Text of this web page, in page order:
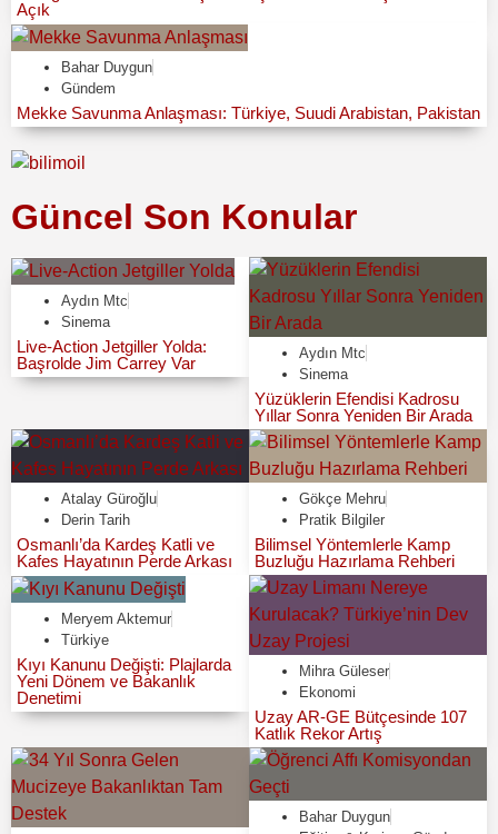
Açık
Bahar Duygun
Gündem
Mekke Savunma Anlaşması: Türkiye, Suudi Arabistan, Pakistan
Güncel Son Konular
Aydın Mtc
Sinema
Live-Action Jetgiller Yolda:
Başrolde Jim Carrey Var
Aydın Mtc
Sinema
Yüzüklerin Efendisi Kadrosu
Yıllar Sonra Yeniden Bir Arada
Atalay Güroğlu
Derin Tarih
Osmanlı’da Kardeş Katli ve
Kafes Hayatının Perde Arkası
Gökçe Mehru
Pratik Bilgiler
Bilimsel Yöntemlerle Kamp
Buzluğu Hazırlama Rehberi
Meryem Aktemur
Türkiye
Kıyı Kanunu Değişti: Plajlarda
Yeni Dönem ve Bakanlık
Denetimi
Mihra Güleser
Ekonomi
Uzay AR-GE Bütçesinde 107
Katlık Rekor Artış
Bahar Duygun